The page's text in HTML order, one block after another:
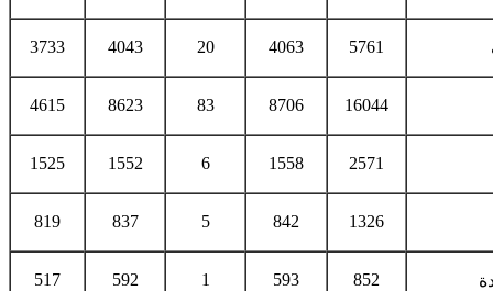
5761
4063
20
4043
3733
16044
8706
83
8623
4615
2571
1558
6
1552
1525
1326
842
5
837
819
852
593
1
592
517